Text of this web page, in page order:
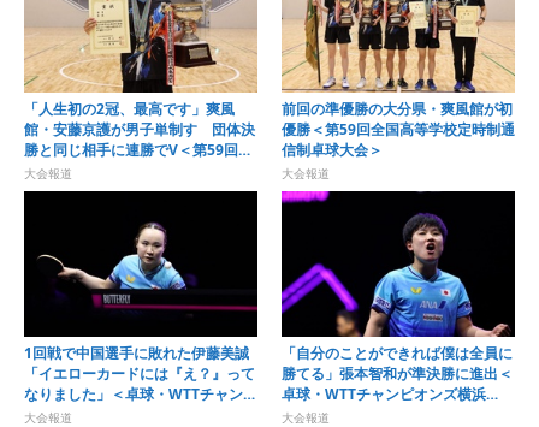
「人生初の2冠、最高です」爽風
館・安藤京護が男子単制す 団体決
勝と同じ相手に連勝でV＜第59回全
国高等学校定時制通信制卓球大会＞
大会報道
前回の準優勝の大分県・爽風館が初
優勝＜第59回全国高等学校定時制通
信制卓球大会＞
大会報道
1回戦で中国選手に敗れた伊藤美誠
「イエローカードには『え？』って
なりました」＜卓球・WTTチャンピ
オンズ横浜2026＞
大会報道
「自分のことができれば僕は全員に
勝てる」張本智和が準決勝に進出＜
卓球・WTTチャンピオンズ横浜
2026＞
大会報道